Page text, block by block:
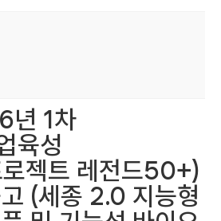
년 1차
육성
젝트 레전드50+)
(세종 2.0 지능형